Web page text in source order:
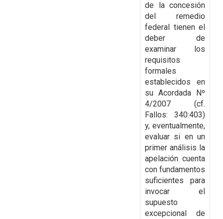
de la concesión
del remedio
federal tienen el
deber de
examinar los
requisitos
formales
establecidos en
su Acordada Nº
4/2007 (cf.
Fallos: 340:403)
y, eventualmente,
evaluar si en un
primer análisis la
apelación cuenta
con fundamentos
suficientes para
invocar el
supuesto
excepcional de